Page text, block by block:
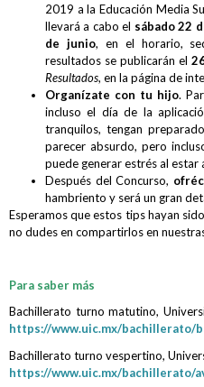
2019 a la Educación Media
llevará a cabo el sábado 22
de junio, en el horario,
resultados se publicarán el
Resultados, en la página de
Organízate con tu hijo.
incluso el día de la
tranquilos, tengan
parecer absurdo, pero
puede generar estrés al estar
Después del Concurso,
hambriento y será un gran
Esperamos que estos tips hayan
no dudes en compartirlos en
Para saber más
Bachillerato turno matutino,
https://www.uic.mx/bachillerato/
Bachillerato turno vespertino,
https://www.uic.mx/bachillerato/